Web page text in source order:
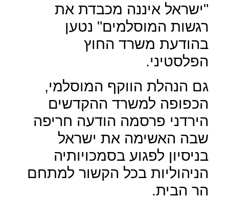
"ישראל איננה מכבדת את
רגשות המוסלמים" נטען
בהודעת משרד החוץ
הפלסטיני.
גם הנהלת הווקף המוסלמי,
הכפופה למשרד ההקדשים
הירדני פרסמה הודעה חריפה
שבה האשימה את ישראל
בניסיון לפגוע בסמכויותיה
הניהוליות בכל הקשור למתחם
הר הבית.